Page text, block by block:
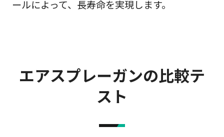
ールによって、長寿命を実現します。
エアスプレーガンの比較テ
スト